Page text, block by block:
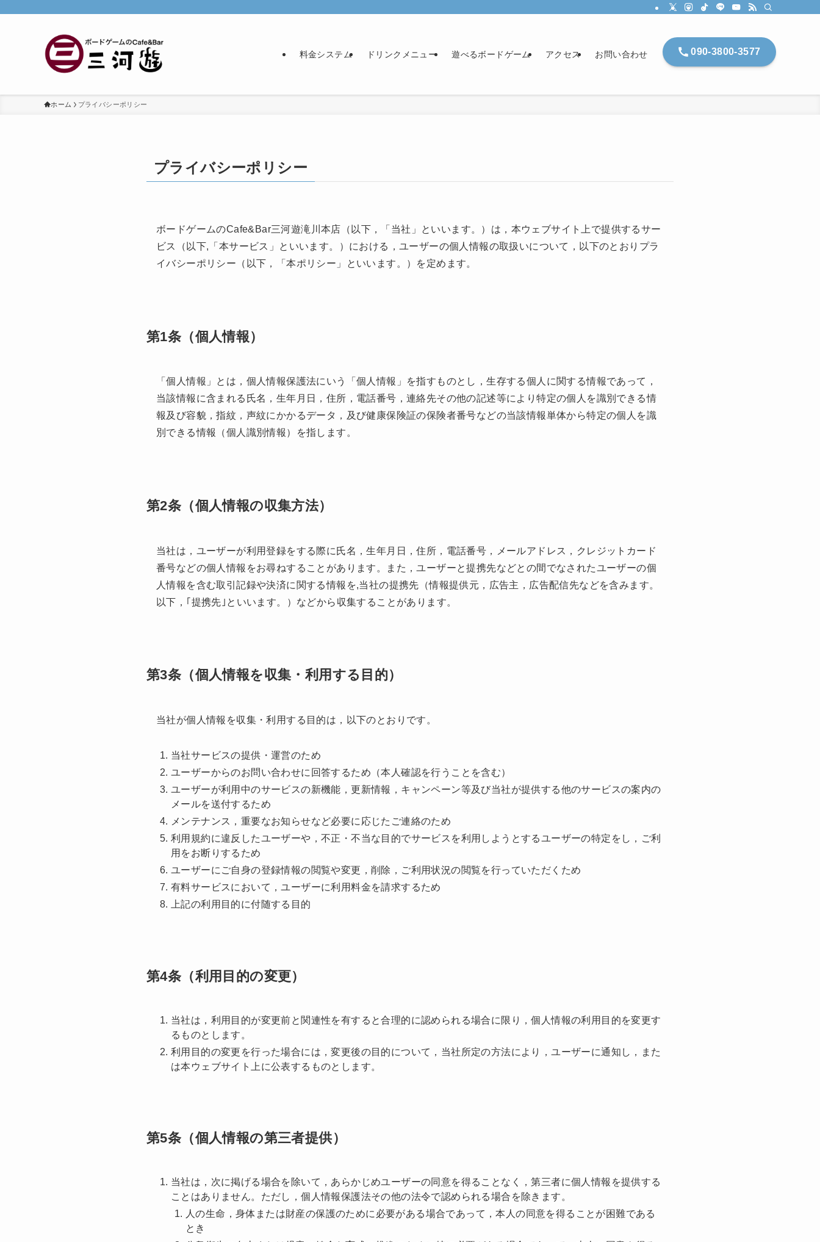
料金システム ドリンクメニュー 遊べるボードゲーム アクセス お問い合わせ 090-3800-3577
ホーム プライバシーポリシー
プライバシーポリシー
ボードゲームのCafe&Bar三河遊滝川本店（以下，「当社」といいます。）は，本ウェブサイト上で提供するサー
ビス（以下,「本サービス」といいます。）における，ユーザーの個人情報の取扱いについて，以下のとおりプラ
イバシーポリシー（以下，「本ポリシー」といいます。）を定めます。
第1条（個人情報）
「個人情報」とは，個人情報保護法にいう「個人情報」を指すものとし，生存する個人に関する情報であって，
当該情報に含まれる氏名，生年月日，住所，電話番号，連絡先その他の記述等により特定の個人を識別できる情
報及び容貌，指紋，声紋にかかるデータ，及び健康保険証の保険者番号などの当該情報単体から特定の個人を識
別できる情報（個人識別情報）を指します。
第2条（個人情報の収集方法）
当社は，ユーザーが利用登録をする際に氏名，生年月日，住所，電話番号，メールアドレス，クレジットカード
番号などの個人情報をお尋ねすることがあります。また，ユーザーと提携先などとの間でなされたユーザーの個
人情報を含む取引記録や決済に関する情報を,当社の提携先（情報提供元，広告主，広告配信先などを含みます。
以下，｢提携先｣といいます。）などから収集することがあります。
第3条（個人情報を収集・利用する目的）
当社が個人情報を収集・利用する目的は，以下のとおりです。
当社サービスの提供・運営のため
ユーザーからのお問い合わせに回答するため（本人確認を行うことを含む）
ユーザーが利用中のサービスの新機能，更新情報，キャンペーン等及び当社が提供する他のサービスの案内の
メールを送付するため
メンテナンス，重要なお知らせなど必要に応じたご連絡のため
利用規約に違反したユーザーや，不正・不当な目的でサービスを利用しようとするユーザーの特定をし，ご利
用をお断りするため
ユーザーにご自身の登録情報の閲覧や変更，削除，ご利用状況の閲覧を行っていただくため
有料サービスにおいて，ユーザーに利用料金を請求するため
上記の利用目的に付随する目的
第4条（利用目的の変更）
当社は，利用目的が変更前と関連性を有すると合理的に認められる場合に限り，個人情報の利用目的を変更す
るものとします。
利用目的の変更を行った場合には，変更後の目的について，当社所定の方法により，ユーザーに通知し，また
は本ウェブサイト上に公表するものとします。
第5条（個人情報の第三者提供）
当社は，次に掲げる場合を除いて，あらかじめユーザーの同意を得ることなく，第三者に個人情報を提供する
ことはありません。ただし，個人情報保護法その他の法令で認められる場合を除きます。
人の生命，身体または財産の保護のために必要がある場合であって，本人の同意を得ることが困難である
とき